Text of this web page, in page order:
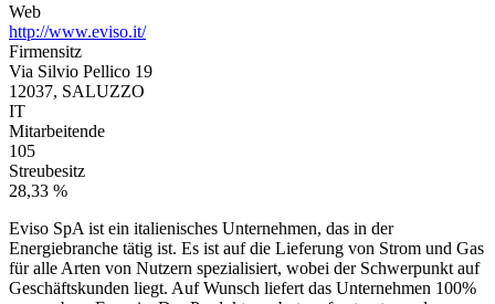
Web
http://www.eviso.it/
Firmensitz
Via Silvio Pellico 19
12037, SALUZZO
IT
Mitarbeitende
105
Streubesitz
28,33 %
Eviso SpA ist ein italienisches Unternehmen, das in der
Energiebranche tätig ist. Es ist auf die Lieferung von Strom und Gas
für alle Arten von Nutzern spezialisiert, wobei der Schwerpunkt auf
Geschäftskunden liegt. Auf Wunsch liefert das Unternehmen 100%